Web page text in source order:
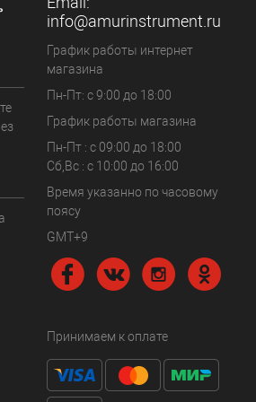
info@amurinstrument.ru
График работы интернет
магазина
Пн-Пт: с 9:00 до 18:00
График работы магазина
Пн-Пт : с 09:00 до 18:00
Сб,Вс : c 10:00 до 16:00
Время указанно по часовому
поясу
GMT+9
Принимаем к оплате